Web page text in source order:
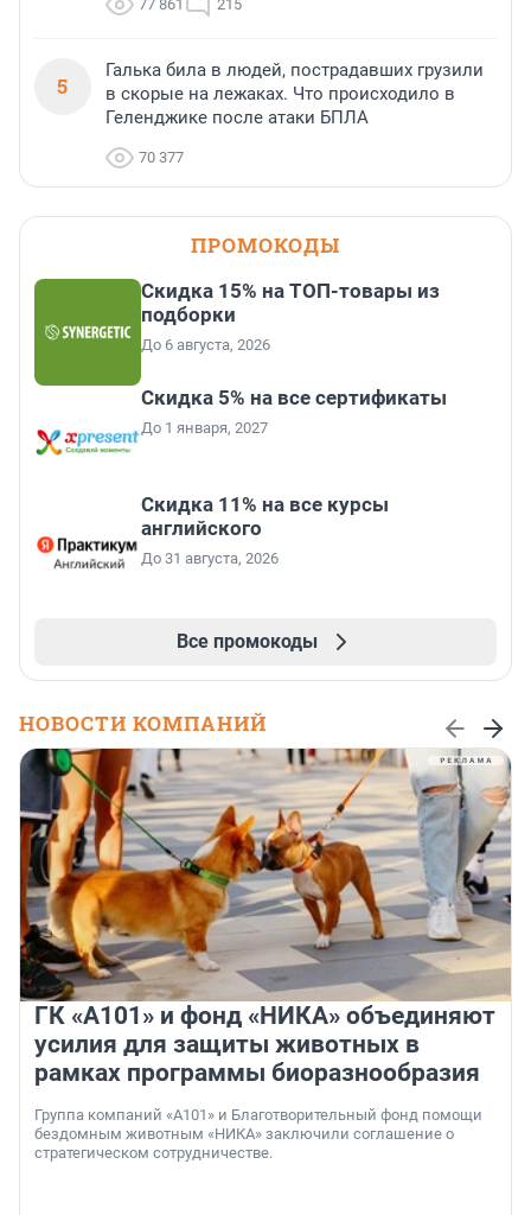
77 861 215
5
Галька била в людей, пострадавших грузили
в скорые на лежаках. Что происходило в
Геленджике после атаки БПЛА
70 377
ПРОМОКОДЫ
Скидка 15% на ТОП-товары из
подборки
До 6 августа, 2026
Скидка 5% на все сертификаты
До 1 января, 2027
Скидка 11% на все курсы
английского
До 31 августа, 2026
Все промокоды
НОВОСТИ КОМПАНИЙ
ГК «А101» и фонд «НИКА» объединяют
усилия для защиты животных в
рамках программы биоразнообразия
Группа компаний «А101» и Благотворительный фонд помощи
бездомным животным «НИКА» заключили соглашение о
стратегическом сотрудничестве.